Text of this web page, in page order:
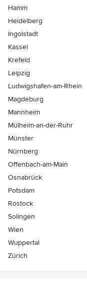
Hamm
Heidelberg
Ingolstadt
Kassel
Krefeld
Leipzig
Ludwigshafen-am-Rhein
Magdeburg
Mannheim
Mülheim-an-der-Ruhr
Münster
Nürnberg
Offenbach-am-Main
Osnabrück
Potsdam
Rostock
Solingen
Wien
Wuppertal
Zürich